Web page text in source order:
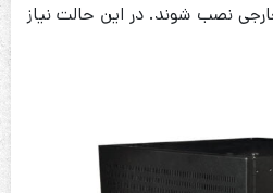
نصب شوند. در این حالت نیاز